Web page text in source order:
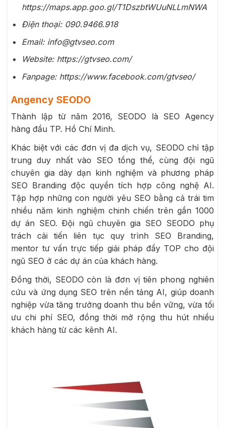
https://maps.app.goo.gl/T1DszbtWUuNLLmNWA
Điện thoại: 090.9466.918
Email: info@gtvseo.com
Website: https://gtvseo.com/
Fanpage: https://www.facebook.com/gtvseo/
Angency SEODO
Thành lập từ năm 2016, SEODO là SEO Agency
hàng đầu TP. Hồ Chí Minh.
Khác biệt với các đơn vị đa dịch vụ, SEODO chỉ tập
trung duy nhất vào SEO tổng thể, cùng đội ngũ
chuyên gia dày dạn kinh nghiệm và phương pháp
SEO Branding độc quyền tích hợp công nghệ AI.
Tập hợp những con người yêu SEO bằng cả trái tim
nhiều năm kinh nghiệm chinh chiến trên gần 1000
dự án SEO. Đội ngũ chuyên gia SEO SEODO phụ
trách cải tiến liên tục quy trình SEO Branding,
mentor tư vấn trực tiếp giải pháp đẩy TOP cho đội
ngũ SEO ở các dự án của khách hàng.
Đồng thời, SEODO còn là đơn vị tiên phong nghiên
cứu và ứng dụng SEO trên nền tảng AI, giúp doanh
nghiệp vừa tăng trưởng doanh thu bền vững, vừa tối
ưu chi phí SEO, đồng thời mở rộng thu hút nhiều
khách hàng từ các kênh AI.